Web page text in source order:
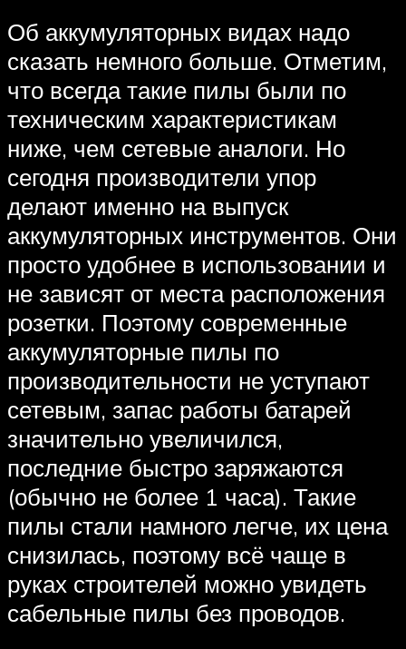
Об аккумуляторных видах надо
сказать немного больше. Отметим,
что всегда такие пилы были по
техническим характеристикам
ниже, чем сетевые аналоги. Но
сегодня производители упор
делают именно на выпуск
аккумуляторных инструментов. Они
просто удобнее в использовании и
не зависят от места расположения
розетки. Поэтому современные
аккумуляторные пилы по
производительности не уступают
сетевым, запас работы батарей
значительно увеличился,
последние быстро заряжаются
(обычно не более 1 часа). Такие
пилы стали намного легче, их цена
снизилась, поэтому всё чаще в
руках строителей можно увидеть
сабельные пилы без проводов.